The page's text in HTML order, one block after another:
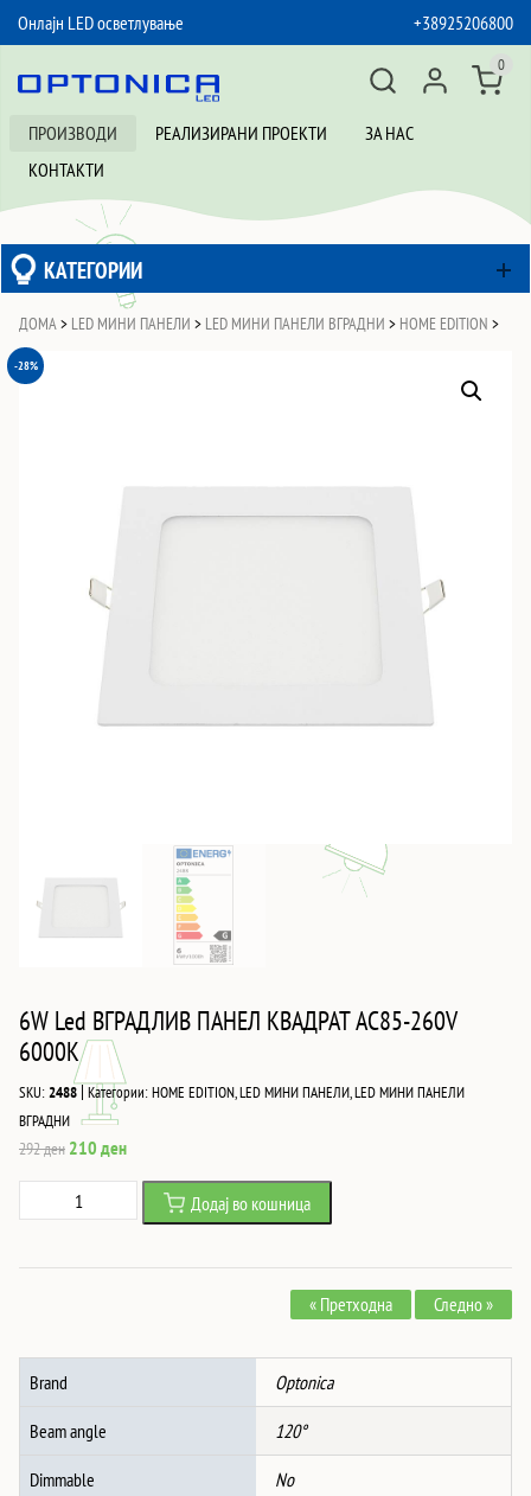
Онлајн LED осветлување
+38925206800
ПРОИЗВОДИ РЕАЛИЗИРАНИ ПРОЕКТИ
ЗА НАС
КОНТАКТИ
0
КАТЕГОРИИ
ДОМА > LED МИНИ ПАНЕЛИ > LED МИНИ ПАНЕЛИ ВГРАДНИ > HOME EDITION >
-28%
6W Led ВГРАДЛИВ ПАНЕЛ КВАДРАТ AC85-260V
6000K
SKU:2488|Категории:HOME EDITION,LED МИНИ ПАНЕЛИ,LED МИНИ ПАНЕЛИ
ВГРАДНИ
292ден Original
was:
210 денCurrent
price
210 ден.
Led
260V
6000K
количина
Додај во кошница
« Претходна Следно »
Brand Optonica
Beam angle 120°
Dimmable No